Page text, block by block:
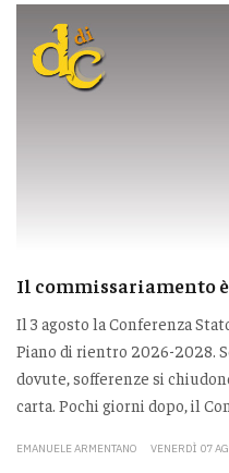
Il commissariamento
Il 3 agosto la Conferenza
Piano di rientro 2026-2028.
dovute, sofferenze si
carta. Pochi giorni dopo, il
EMANUELE ARMENTANO VENERDÌ 07